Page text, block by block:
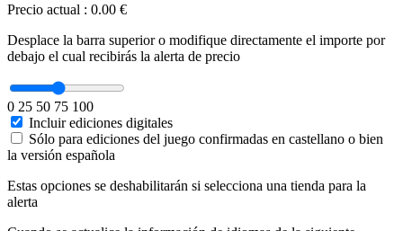
Precio actual : 0.00 €
Desplace la barra superior o modifique directamente el importe por
debajo el cual recibirás la alerta de precio
0 25 50 75 100
Incluir ediciones digitales
Sólo para ediciones del juego confirmadas en castellano o bien
la versión española
Estas opciones se deshabilitarán si selecciona una tienda para la
alerta